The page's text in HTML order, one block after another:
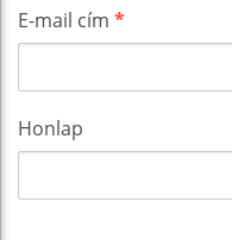
E-mail cím *
Honlap